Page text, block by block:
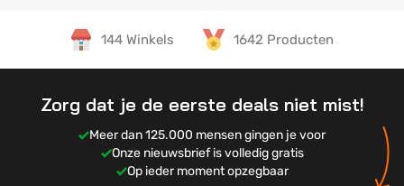
144 Winkels 1642 Producten
Zorg dat je de eerste deals niet mist!
Meer dan 125.000 mensen gingen je voor
Onze nieuwsbrief is volledig gratis
Op ieder moment opzegbaar